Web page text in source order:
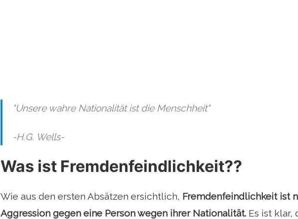
"Unsere wahre Nationalität ist die Menschheit"
-H.G. Wells-
Was ist Fremdenfeindlichkeit??
Wie aus den ersten Absätzen ersichtlich, Fremdenfeindlichkeit ist
Aggression gegen eine Person wegen ihrer Nationalität. Es ist klar,